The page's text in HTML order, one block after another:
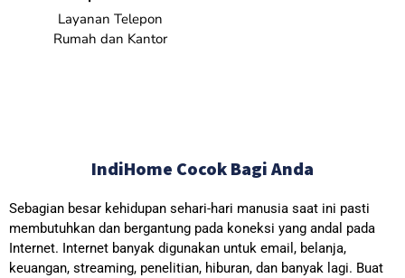
Layanan Telepon
Rumah dan Kantor
IndiHome Cocok Bagi Anda
Sebagian besar kehidupan sehari-hari manusia saat ini pasti
membutuhkan dan bergantung pada koneksi yang andal pada
Internet. Internet banyak digunakan untuk email, belanja,
keuangan, streaming, penelitian, hiburan, dan banyak lagi. Buat